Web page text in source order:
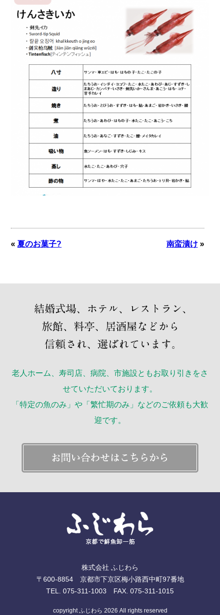
«夏のお菓子? 南蛮漬け»
老人ホーム、寿司店、病院、市施設ともお取り引きをさ
せていただいております。
「特定の魚のみ」や「繁忙期のみ」などのご依頼も大歓
迎です。
株式会社 ふじわら
〒600-8854 京都市下京区梅小路西中町97番地
TEL. 075-311-1003 FAX. 075-311-1015
copyright ふじわら 2026 All rights reserved